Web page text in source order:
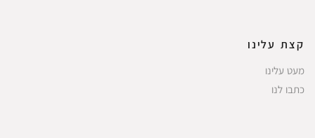
קצת עלינו
מעט עלינו
כתבו לנו